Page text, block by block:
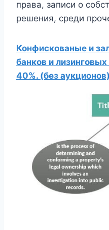
права, записи о
решения, среди
Конфискованые и
банков и
40%. (без